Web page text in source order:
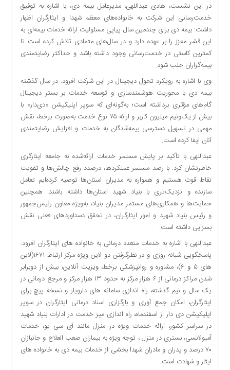
دسترسی
سریع
تماس
درباره
کتاب
پلیس،امنیت
گرایی
رسید
اخبار
سایت
اقتصادی
فرهنگ
بین
یادداشت
چند
رسانه
در این نشست، هادی عبداللهی، مدیرعامل بیمه دی، با اشاره به توفیق
خدمت‌رسانی این شرکت به خانواده‌های معظم شهدا و ایثارگران اظهار
داشت: بیمه دی برای چندمین سال پیاپی مسئولیت ارائه خدمات بیمه‌ای به
این قشر معزز را بر عهده دارد و در سال‌های متمادی تلاش کرده است تا
کمترین کاستی در خدمت‌رسانی وجود داشته باشد و حداکثر رضایتمندی
بیمه‌گزاران جلب شود.
وی با اشاره به رویکرد تحول دیجیتال در این شرکت افزود: در سال گذشته
بیمه دی با محوریت هوشمندسازی و توسعه خدمات بر بستر دیجیتال
گام‌های مؤثری برداشته است؛ به‌گونه‌ای که سوپر اپلیکیشن «دی‌دار» با
بیش از یک‌ونیم میلیون کاربر و ارائه ۷۵ نوع خدمت به‌صورت برخط، نقش
مهمی در تسهیل دسترسی بیمه‌شدگان به خدمات و افزایش رضایتمندی
آنان ایفا کرده است.
عبداللهی با تأکید بر پایش مستمر خدمات ارائه‌شده به جامعه ایثارگری
خاطرنشان کرد: با رصد مستمر عملکردها، درصدد رفع چالش‌ها و تقویت
نقاط قوت هستیم و همواره به مدیران استان‌ها توصیه کرده‌ایم تعامل
سازنده و نزدیک‌تری با بنیاد شهید استان‌ها داشته باشند. همچنین
حمایت‌ها و همکاری‌های مستمر مدیران بنیاد، به‌ویژه معاون رئیس‌جمهور
و رئیس بنیاد شهید و امور ایثارگران، در تحقق دستاوردهای فعلی نقش
بسزایی داشته است.
عبداللهی با اشاره به خدمات متعدد درمانی به خانواده های ایثارگران افزود:
پاسخگویی شبانه روزی و در نظرگرفتن دو لاین ویژه مرکز ارتباط ۱۶۷۱(لاین
های ۵ و ۶)، مشاوره و روانپزشکی برخط، ویزیت آنلاین، بیش از دوبرابر
شدن مراکز درمانی از ۶ هزار مرکز به حدود ۱۳ هزار مرکز و مرجع درمانی در
یک سال و نیم گذشته، راه اندازی سامانه های دارویار و نسخه پیچ برای
ایثارگران، امکان جمع آوری و بارگزاری اسناد درمانی ایثارگران در سوپر
اپلیکیشن دی دار از اسفندماه، راه اندازی میز خدمت در ادارات بنیاد شهید
در سراسر کشور، ارائه خدمات ویژه در منزل مانند آی سی یو، خدمات
آمبولانسی، بستری در منزل ، توجه ویژه به بیماران صعب العلاج و جانبازان
۷۰ درصد و پدران و مادران شهدا بخشی از خدمات بیمه دی به خانواده های
ایثار و شهادت است.